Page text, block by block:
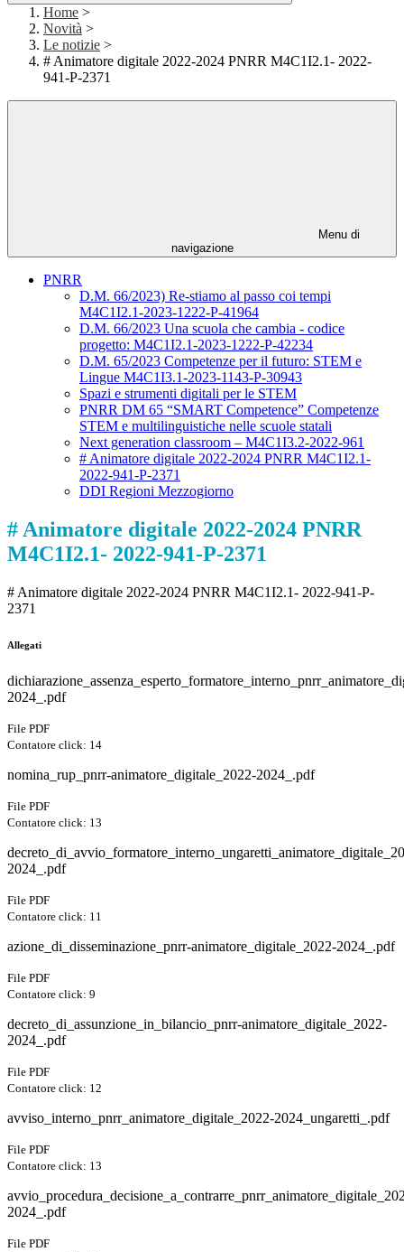
Home >
Novità >
Le notizie >
# Animatore digitale 2022-2024 PNRR M4C1I2.1- 2022-
941-P-2371
Menu di
navigazione
PNRR
D.M. 66/2023) Re-stiamo al passo coi tempi
M4C1I2.1-2023-1222-P-41964
D.M. 66/2023 Una scuola che cambia - codice
progetto: M4C1I2.1-2023-1222-P-42234
D.M. 65/2023 Competenze per il futuro: STEM e
Lingue M4C1I3.1-2023-1143-P-30943
Spazi e strumenti digitali per le STEM
PNRR DM 65 “SMART Competence” Competenze
STEM e multilinguistiche nelle scuole statali
Next generation classroom – M4C1I3.2-2022-961
# Animatore digitale 2022-2024 PNRR M4C1I2.1-
2022-941-P-2371
DDI Regioni Mezzogiorno
# Animatore digitale 2022-2024 PNRR
M4C1I2.1- 2022-941-P-2371
# Animatore digitale 2022-2024 PNRR M4C1I2.1- 2022-941-P-
2371
Allegati
2024_.pdf
File PDF
Contatore click: 14
nomina_rup_pnrr-animatore_digitale_2022-2024_.pdf
File PDF
Contatore click: 13
2024_.pdf
File PDF
Contatore click: 11
azione_di_disseminazione_pnrr-animatore_digitale_2022-2024_.pdf
File PDF
Contatore click: 9
decreto_di_assunzione_in_bilancio_pnrr-animatore_digitale_2022-
2024_.pdf
File PDF
Contatore click: 12
avviso_interno_pnrr_animatore_digitale_2022-2024_ungaretti_.pdf
File PDF
Contatore click: 13
2024_.pdf
File PDF